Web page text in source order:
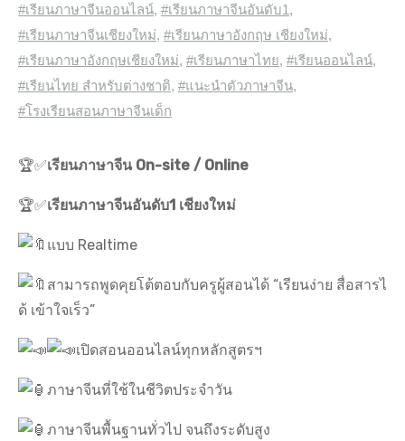
#เรียนภาษาจีนออนไลน์, #เรียนภาษาจีนอันดับ1 ,
#เรียนภาษาจีนเชียงใหม่, #เรียนภาษาอังกฤษ เชียงใหม่,
#เรียนภาษาอังกฤษเชียงใหม่, #เรียนภาษาไทย, #เรียนออนไลน์,
#เรียนไทย สำหรับต่างชาติ, #แนะนำตัวภาษาจีน,
#โรงเรียนสอนภาษาจีนเด็ก
🏆✅เรียนภาษาจีน On-site / Online
🏆✅เรียนภาษาจีนอันดับ1 เชียงใหม่
แบบ Realtime
สามารถพูดคุยโต้ตอบกับครูผู้สอนได้ “เรียนง่าย สื่อสารไ
ด้ เข้าใจเร็ว”
เปิดสอนออนไลน์ทุกหลักสูตรฯ
ภาษาจีนที่ใช้ในชีวิตประจำวัน
ภาษาจีนพื้นฐานทั่วไป จนถึงระดับสูง